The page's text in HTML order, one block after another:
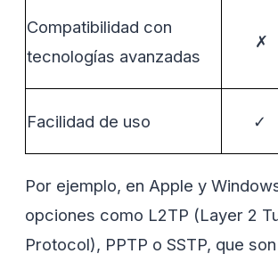
Compatibilidad con
tecnologías avanzadas
✗
Facilidad de uso ✓
Por ejemplo, en Apple y
opciones como L2TP (Layer 2
Protocol), PPTP o SSTP, que